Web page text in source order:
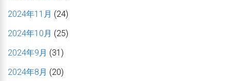
2024年11月 (24)
2024年10月 (25)
2024年9月 (31)
2024年8月 (20)